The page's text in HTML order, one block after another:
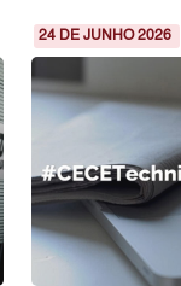
24 DE JUNHO 2026